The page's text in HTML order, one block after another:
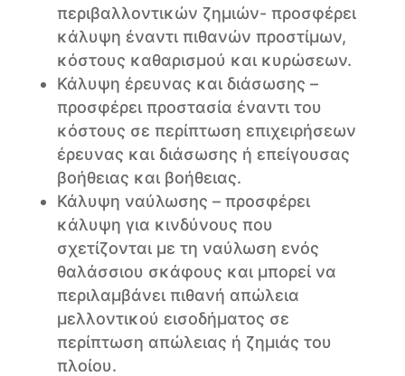
περιβαλλοντικών ζημιών- προσφέρει
κάλυψη έναντι πιθανών προστίμων,
κόστους καθαρισμού και κυρώσεων.
Κάλυψη έρευνας και διάσωσης –
προσφέρει προστασία έναντι του
κόστους σε περίπτωση επιχειρήσεων
έρευνας και διάσωσης ή επείγουσας
βοήθειας και βοήθειας.
Κάλυψη ναύλωσης – προσφέρει
κάλυψη για κινδύνους που
σχετίζονται με τη ναύλωση ενός
θαλάσσιου σκάφους και μπορεί να
περιλαμβάνει πιθανή απώλεια
μελλοντικού εισοδήματος σε
περίπτωση απώλειας ή ζημιάς του
πλοίου.